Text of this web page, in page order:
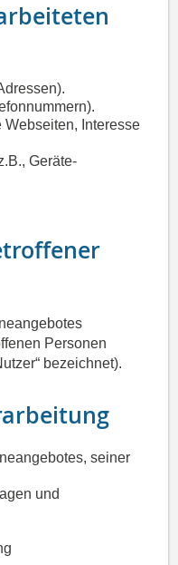
Webseiten, Interesse
Geräte-
Personen
bezeichnet).
seiner
und